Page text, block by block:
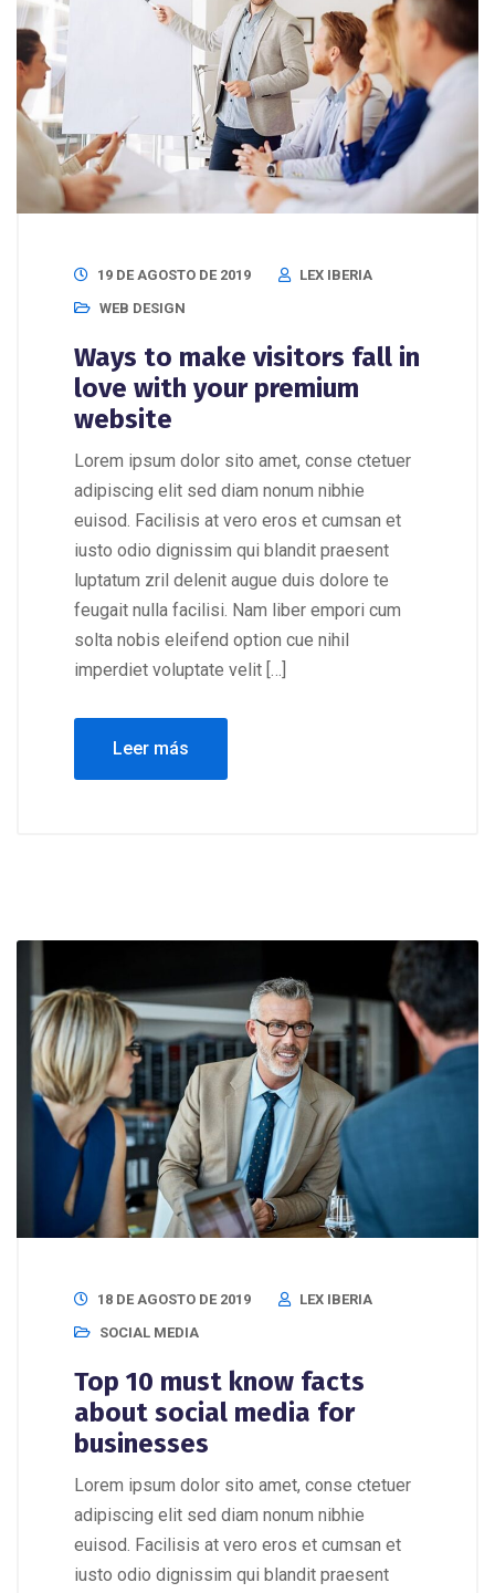
19 DE AGOSTO DE 2019
LEX IBERIA
WEB DESIGN
Ways to make visitors fall in
love with your premium
website
Lorem ipsum dolor sito amet, conse ctetuer
adipiscing elit sed diam nonum nibhie
euisod. Facilisis at vero eros et cumsan et
iusto odio dignissim qui blandit praesent
luptatum zril delenit augue duis dolore te
feugait nulla facilisi. Nam liber empori cum
solta nobis eleifend option cue nihil
imperdiet voluptate velit […]
Leer más
18 DE AGOSTO DE 2019
LEX IBERIA
SOCIAL MEDIA
Top 10 must know facts
about social media for
businesses
Lorem ipsum dolor sito amet, conse ctetuer
adipiscing elit sed diam nonum nibhie
euisod. Facilisis at vero eros et cumsan et
iusto odio dignissim qui blandit praesent